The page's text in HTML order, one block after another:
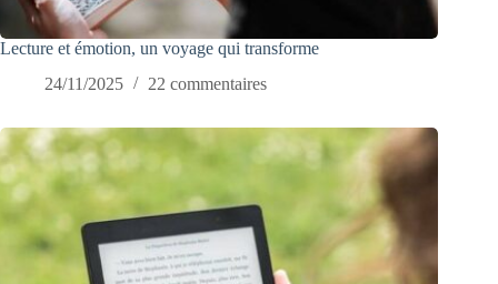
Lecture et émotion, un voyage qui transforme
24/11/2025
22 commentaires